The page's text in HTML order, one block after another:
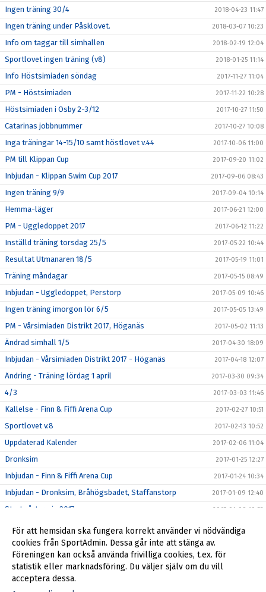
Ingen träning 30/4 2018-04-23 11:47
Ingen träning under Påsklovet. 2018-03-07 10:23
Info om taggar till simhallen 2018-02-19 12:04
Sportlovet ingen träning (v8) 2018-01-25 11:14
Info Höstsimiaden söndag 2017-11-27 11:04
PM - Höstsimiaden 2017-11-22 10:28
Höstsimiaden i Osby 2-3/12 2017-10-27 11:50
Catarinas jobbnummer 2017-10-27 10:08
Inga träningar 14-15/10 samt höstlovet v.44 2017-10-06 11:00
PM till Klippan Cup 2017-09-20 11:02
Inbjudan - Klippan Swim Cup 2017 2017-09-06 08:43
Ingen träning 9/9 2017-09-04 10:14
Hemma-läger 2017-06-21 12:00
PM - Uggledoppet 2017 2017-06-12 11:22
Inställd träning torsdag 25/5 2017-05-22 10:44
Resultat Utmanaren 18/5 2017-05-19 11:01
Träning måndagar 2017-05-15 08:49
Inbjudan - Uggledoppet, Perstorp 2017-05-09 10:46
Ingen träning imorgon lör 6/5 2017-05-05 13:49
PM - Vårsimiaden Distrikt 2017, Höganäs 2017-05-02 11:13
Ändrad simhall 1/5 2017-04-30 18:09
Inbjudan - Vårsimiaden Distrikt 2017 - Höganäs 2017-04-18 12:07
Ändring - Träning lördag 1 april 2017-03-30 09:34
4/3 2017-03-03 11:46
Kallelse - Finn & Fiffi Arena Cup 2017-02-27 10:51
Sportlovet v.8 2017-02-13 10:52
Uppdaterad Kalender 2017-02-06 11:04
Dronksim 2017-01-25 12:27
Inbjudan - Finn & Fiffi Arena Cup 2017-01-24 10:34
Inbjudan - Dronksim, Bråhögsbadet, Staffanstorp 2017-01-09 12:40
Start vårtermin 2017 2017-01-09 10:53
Tränings tiderna vecka 44 2016-10-26 10:47
Tränings tid på lördag den 17 september 2016-09-14 12:04
Träningstider ht2016 2016-08-10 12:36
För att hemsidan ska fungera korrekt använder vi nödvändiga
cookies från SportAdmin. Dessa går inte att stänga av.
Föreningen kan också använda frivilliga cookies, t.ex. för
statistik eller marknadsföring. Du väljer själv om du vill
acceptera dessa.